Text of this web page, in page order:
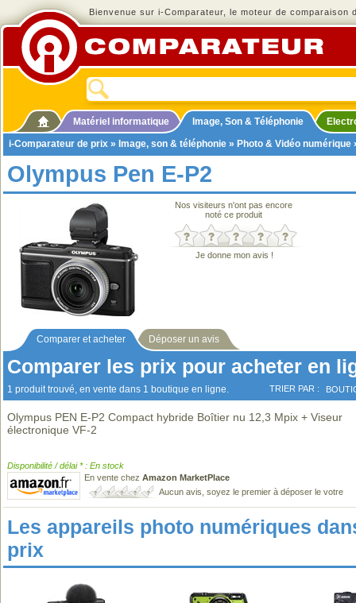
Bienvenue sur i-Comparateur, le moteur de comparaison
Matériel informatique Image, Son & Téléphonie
i-Comparateur de prix » Image, son & téléphonie » Photo & Vidéo numérique
Olympus Pen E-P2
Nos visiteurs n'ont pas encore
noté ce produit
Je donne mon avis !
Comparer et acheter Déposer un avis
Comparer les prix pour acheter en
1 produit trouvé, en vente dans 1 boutique en ligne. TRIER PAR :
Olympus PEN E-P2 Compact hybride Boîtier nu 12,3 Mpix + Viseur
électronique VF-2
Disponibilité / délai * : En stock
En vente chez Amazon MarketPlace
Aucun avis, soyez le premier à déposer le votre
Les appareils photo numériques
prix